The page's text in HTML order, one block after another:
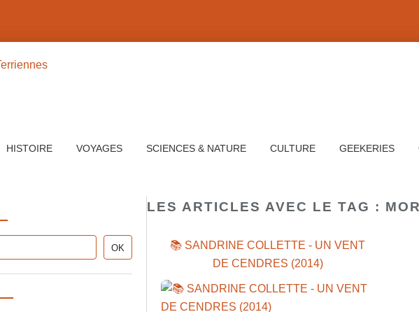
HISTOIRE VOYAGES SCIENCES & NATURE CULTURE GEEKERIES
LES ARTICLES AVEC LE TAG :
📚 SANDRINE COLLETTE - UN VENT
DE CENDRES (2014)